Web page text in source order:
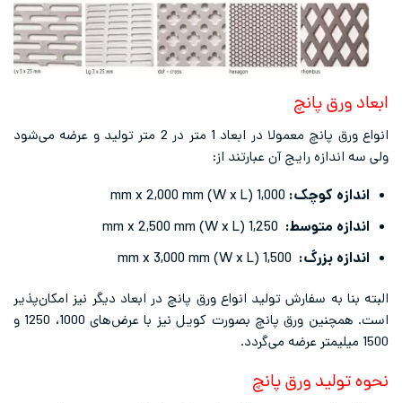
ابعاد ورق پانچ
انواع ورق پانچ معمولا در ابعاد 1 متر در 2 متر تولید و عرضه می‌شود
ولی سه اندازه رایج آن عبارتند از:
اندازه کوچک:
اندازه متوسط:
اندازه بزرگ:
البته بنا به سفارش تولید انواع ورق پانچ در ابعاد دیگر نیز امکان‌پذیر
است. همچنین ورق پانچ بصورت کویل نیز با عرض‌های 1000، 1250 و
1500 میلیمتر عرضه می‌گردد.
نحوه تولید ورق پانچ